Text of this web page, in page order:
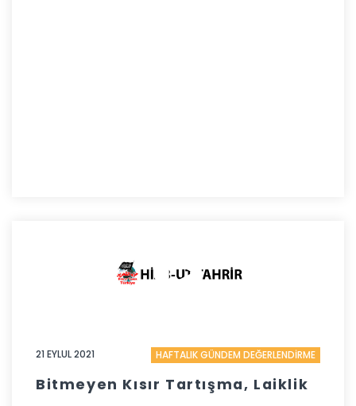
21 EYLUL 2021 HAFTALIK GÜNDEM DEĞERLENDİRME
Bitmeyen Kısır Tartışma, Laiklik